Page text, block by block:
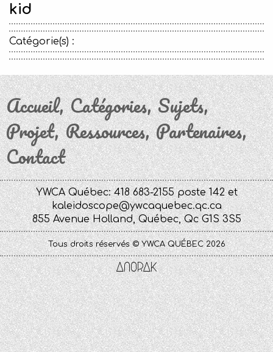
kid
Catégorie(s) :
Accueil Catégories Sujets
Projet Ressources Partenaires
Contact
YWCA Québec: 418 683-2155 poste 142 et
kaleidoscope@ywcaquebec.qc.ca
855 Avenue Holland, Québec, Qc G1S 3S5
Tous droits réservés © YWCA QUÉBEC 2026
Anorak
Studio